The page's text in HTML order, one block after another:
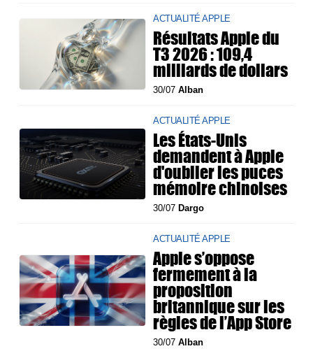
ACTUALITÉ APPLE
Résultats Apple du
T3 2026 : 109,4
milliards de dollars
30/07Alban
ACTUALITÉ APPLE
Les États-Unis
demandent à Apple
d'oublier les puces
mémoire chinoises
30/07 Dargo
ACTUALITÉ APPLE
Apple s’oppose
fermement à la
proposition
britannique sur les
règles de l’App Store
30/07Alban